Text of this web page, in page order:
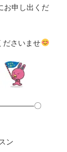
お申し出くだ
ださいませ
〇
ン